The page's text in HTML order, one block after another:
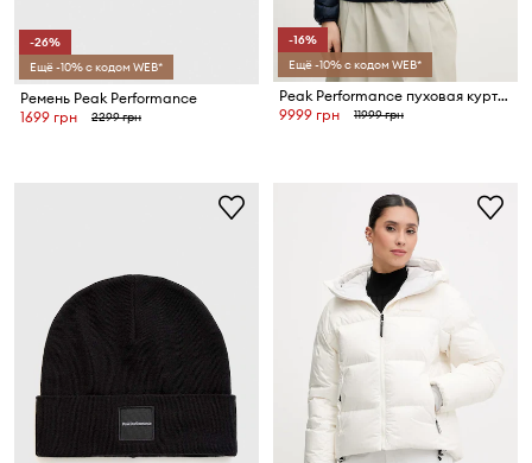
-26%
Ещё -10% с кодом WEB*
Ремень Peak Performance
1699 грн
2299 грн
-16%
Ещё -10% с кодом WEB*
Peak Performance пуховая куртка для женщин Helium Down
9999 грн
11999 грн